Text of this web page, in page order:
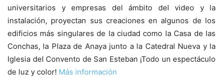
universitarios y empresas del ámbito del video y la
instalación, proyectan sus creaciones en algunos de los
edificios más singulares de la ciudad como la Casa de las
Conchas, la Plaza de Anaya junto a la Catedral Nueva y la
Iglesia del Convento de San Esteban ¡Todo un espectáculo
de luz y color! Más información